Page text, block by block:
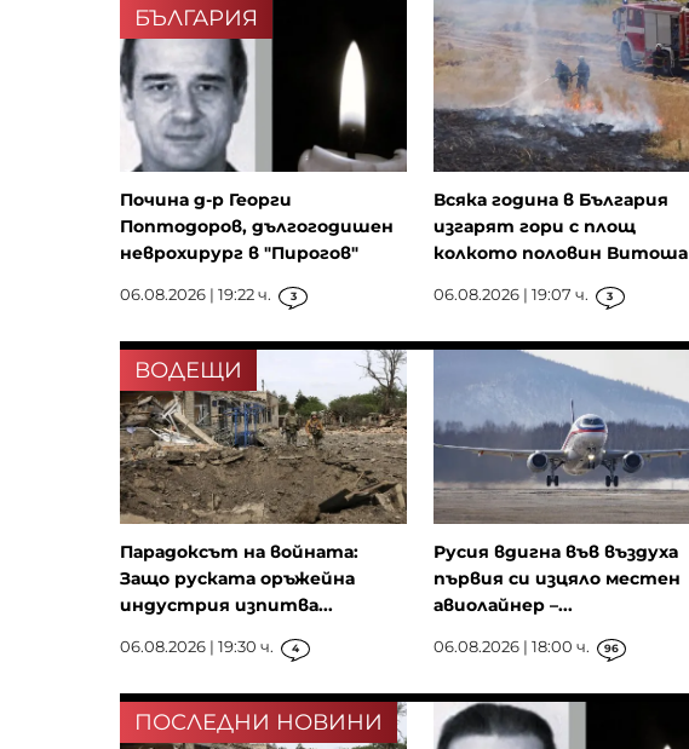
БЪЛГАРИЯ
Почина д-р Георги
Поптодоров, дългогодишен
неврохирург в "Пирогов"
06.08.2026 | 19:22 ч. 3
Всяка година в България
изгарят гори с площ
колкото половин Витоша
06.08.2026 | 19:07 ч. 3
ВОДЕЩИ
Парадоксът на войната:
Защо руската оръжейна
индустрия изпитва...
06.08.2026 | 19:30 ч. 4
Русия вдигна във въздуха
първия си изцяло местен
авиолайнер –...
06.08.2026 | 18:00 ч. 96
ПОСЛЕДНИ НОВИНИ